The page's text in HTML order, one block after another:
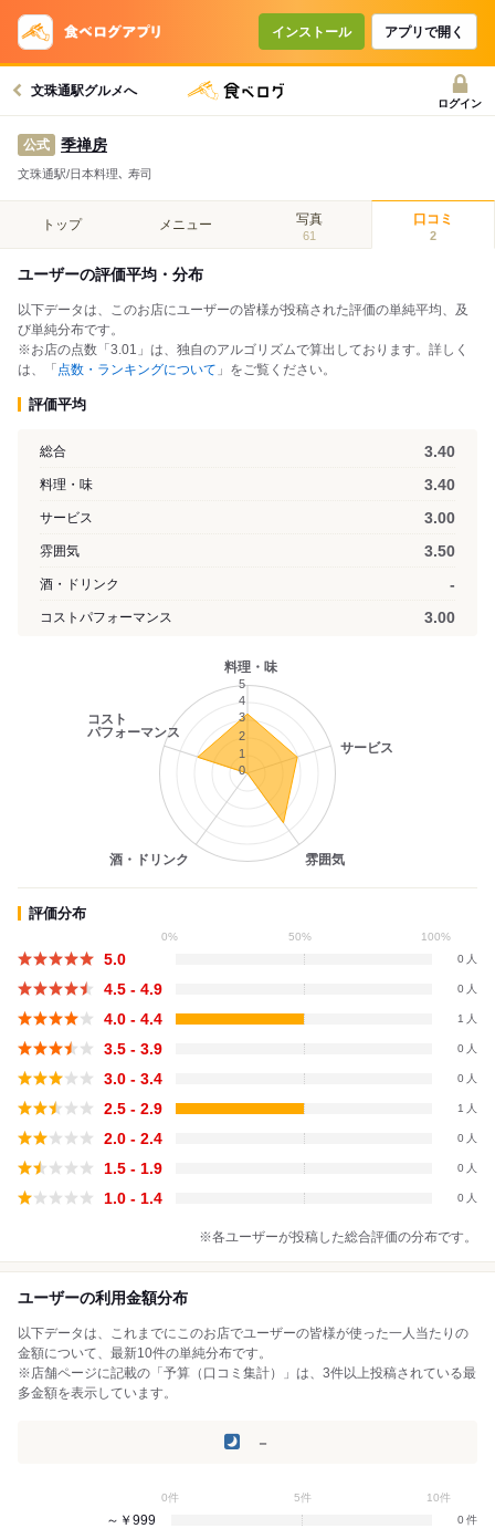
インストール アプリで開く
文珠通駅グルメへ
ログイン
公式 季禅房
文珠通駅/日本料理､ 寿司
トップ メニュー 写真
61
口コミ
2
ユーザーの評価平均・分布
以下データは、このお店にユーザーの皆様が投稿された評価の単純平均、及
び単純分布です。
※お店の点数「3.01」は、独自のアルゴリズムで算出しております。詳しく
は、「 点数・ランキングについて 」をご覧ください。
評価平均
総合 3.40
料理・味 3.40
サービス 3.00
雰囲気 3.50
酒・ドリンク -
コストパフォーマンス 3.00
0
1
2
3
4
5
料理・味
サービス
雰囲気
酒・ドリンク
コスト
パフォーマンス
評価分布
0% 50% 100%
5.0 0
4.5 - 4.9 0
4.0 - 4.4 1
3.5 - 3.9 0
3.0 - 3.4 0
2.5 - 2.9 1
2.0 - 2.4 0
1.5 - 1.9 0
1.0 - 1.4 0
※各ユーザーが投稿した総合評価の分布です。
ユーザーの利用金額分布
以下データは、これまでにこのお店でユーザーの皆様が使った一人当たりの
金額について、最新10件の単純分布です。
※店舗ページに記載の「予算（口コミ集計）」は、3件以上投稿されている最
多金額を表示しています。
－
0件 5件 10件
～￥999 0